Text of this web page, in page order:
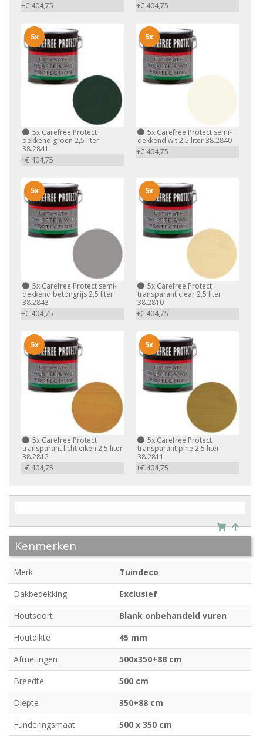
+€ 404,75
+€ 404,75
5x Carefree Protect
dekkend groen 2,5 liter
38.2841
+€ 404,75
5x
5xCarefree Protect semi-
dekkend wit 2,5 liter 38.2840
+€ 404,75
5x
5x Carefree Protect semi-
dekkend betongrijs 2,5 liter
38.2843
+€ 404,75
5x
5xCarefree Protect
transparant clear 2,5 liter
38.2810
+€ 404,75
5x
5x Carefree Protect
transparant licht eiken 2,5 liter
38.2812
+€ 404,75
5x
5xCarefree Protect
transparant pine 2,5 liter
38.2811
+€ 404,75
5x
Kenmerken
Merk
Tuindeco
Dakbedekking
Exclusief
Houtsoort
Blank onbehandeld vuren
Houtdikte
45 mm
Afmetingen
500x350+88 cm
Breedte
500 cm
Diepte
350+88 cm
Funderingsmaat
500 x 350 cm